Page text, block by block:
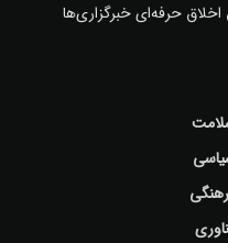
اخلاق حرفه‌ای خبرگزاری‌ها